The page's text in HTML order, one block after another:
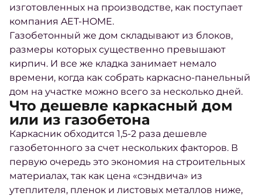
изготовленных на производстве, как поступает
компания AET-HOME.
Газобетонный же дом складывают из блоков,
размеры которых существенно превышают
кирпич. И все же кладка занимает немало
времени, когда как собрать каркасно-панельный
дом на участке можно всего за несколько дней.
Что дешевле каркасный дом
или из газобетона
Каркасник обходится 1,5-2 раза дешевле
газобетонного за счет нескольких факторов. В
первую очередь это экономия на строительных
материалах, так как цена «сэндвича» из
утеплителя, пленок и листовых металлов ниже,